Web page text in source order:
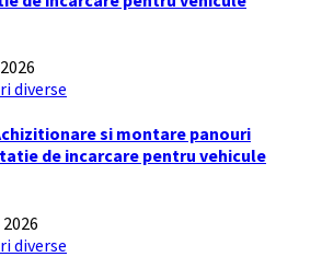
diverse
si montare panouri
de incarcare pentru vehicule
diverse